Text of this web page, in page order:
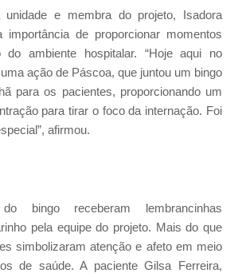
unidade e membra do projeto, Isadora
importância de proporcionar momentos
ambiente hospitalar. “Hoje aqui no
ação de Páscoa, que juntou um bingo
para os pacientes, proporcionando um
para tirar o foco da internação. Foi
afirmou.
bingo receberam lembrancinhas
pela equipe do projeto. Mais do que
simbolizaram atenção e afeto em meio
de saúde. A paciente Gilsa Ferreira,